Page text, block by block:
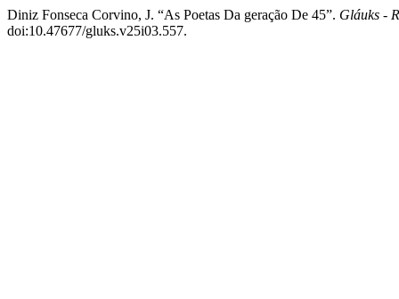
Diniz Fonseca Corvino, J. “As Poetas Da geração De 45”. Gláuks -
doi:10.47677/gluks.v25i03.557.